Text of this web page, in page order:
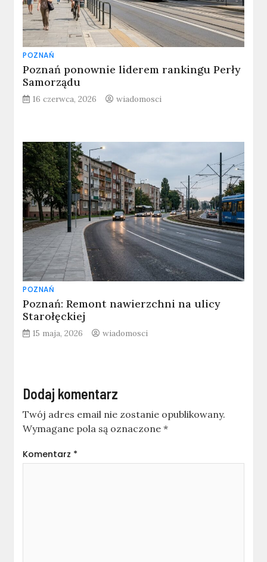
POZNAŃ
Poznań ponownie liderem rankingu Perły
Samorządu
16 czerwca, 2026 wiadomosci
POZNAŃ
Poznań: Remont nawierzchni na ulicy
Starołęckiej
15 maja, 2026 wiadomosci
Dodaj komentarz
Twój adres email nie zostanie opublikowany.
Wymagane pola są oznaczone*
Komentarz *